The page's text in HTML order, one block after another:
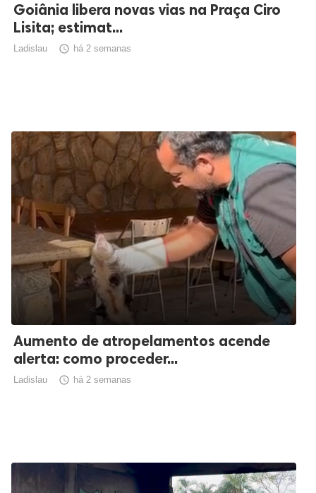
Goiânia libera novas vias na Praça Ciro
Lisita; estimat...
Ladislau  há 2 semanas
Aumento de atropelamentos acende
alerta: como proceder...
Ladislau  há 2 semanas